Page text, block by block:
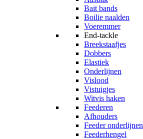
Bait bands
Boilie naalden
Voeremmer
End-tackle
Breekstaafjes
Dobbers
Elastiek
Onderlijnen
Vislood
Vistuigjes
Witvis haken
Feederen
Afhouders
Feeder onderlijnen
Feederhengel